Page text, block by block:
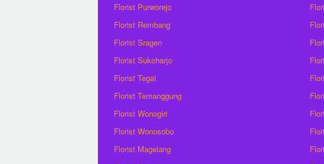
Florist Purworejo
Florist Rembang
Florist Sragen
Florist Sukoharjo
Florist Tegal
Florist Temanggung
Florist Wonogiri
Florist Wonosobo
Florist Magelang